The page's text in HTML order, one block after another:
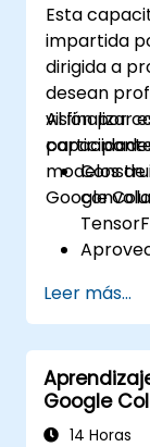
Esta
impartida
dirigida a
desean
visión por
modelos
Google
Al finalizar
tareas
Leer más...
Google
14 Horas